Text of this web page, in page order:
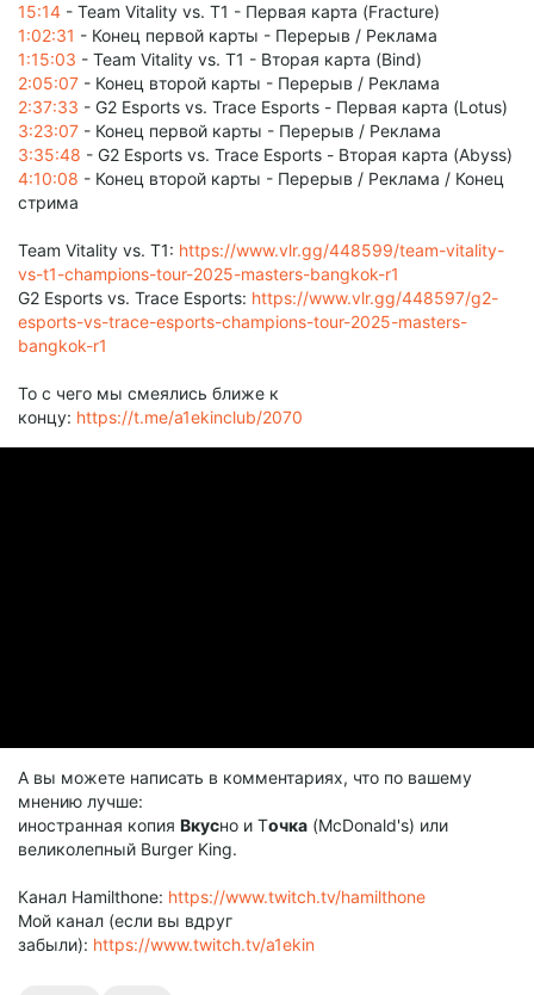
15:14 - Team Vitality vs. T1 - Первая карта (Fracture)
1:02:31 - Конец первой карты - Перерыв / Реклама
1:15:03 - Team Vitality vs. T1 - Вторая карта (Bind)
2:05:07 - Конец второй карты - Перерыв / Реклама
2:37:33 - G2 Esports vs. Trace Esports - Первая карта (Lotus)
3:23:07 - Конец первой карты - Перерыв / Реклама
3:35:48 - G2 Esports vs. Trace Esports - Вторая карта (Abyss)
4:10:08 - Конец второй карты - Перерыв / Реклама / Конец
стрима
Team Vitality vs. T1: https://www.vlr.gg/448599/team-vitality-
vs-t1-champions-tour-2025-masters-bangkok-r1
G2 Esports vs. Trace Esports: https://www.vlr.gg/448597/g2-
esports-vs-trace-esports-champions-tour-2025-masters-
bangkok-r1
То с чего мы смеялись ближе к
концу: https://t.me/a1ekinclub/2070
А вы можете написать в комментариях, что по вашему
мнению лучше:
иностранная копия Вкусно и Точка (McDonald's) или
великолепный Burger King.
Канал Hamilthone: https://www.twitch.tv/hamilthone
Мой канал (если вы вдруг
забыли): https://www.twitch.tv/a1ekin